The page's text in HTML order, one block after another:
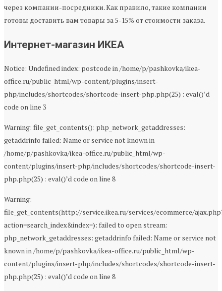
через компании-посредники. Как правило, такие компании
готовы доставить вам товары за 5-15% от стоимости заказа.
Интернет-магазин ИКЕА
Notice: Undefined index: postcode in /home/p/pashkovka/ikea-
office.ru/public_html/wp-content/plugins/insert-
php/includes/shortcodes/shortcode-insert-php.php(25) : eval()’d
code on line 3
Warning: file_get_contents(): php_network_getaddresses:
getaddrinfo failed: Name or service not known in
/home/p/pashkovka/ikea-office.ru/public_html/wp-
content/plugins/insert-php/includes/shortcodes/shortcode-insert-
php.php(25) : eval()’d code on line 8
Warning:
file_get_contents(http://service.ikea.ru/services/ecommerce/
action=search_index&index=): failed to open stream:
php_network_getaddresses: getaddrinfo failed: Name or service not
known in /home/p/pashkovka/ikea-office.ru/public_html/wp-
content/plugins/insert-php/includes/shortcodes/shortcode-insert-
php.php(25) : eval()’d code on line 8